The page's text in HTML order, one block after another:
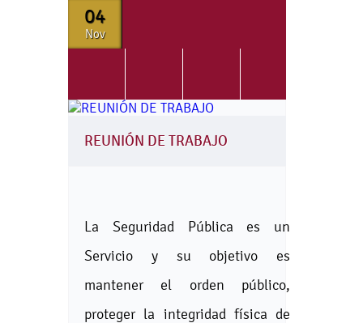
04
Nov
REUNIÓN DE TRABAJO
La Seguridad Pública es un
Servicio y su objetivo es
mantener el orden público,
proteger la integridad física de